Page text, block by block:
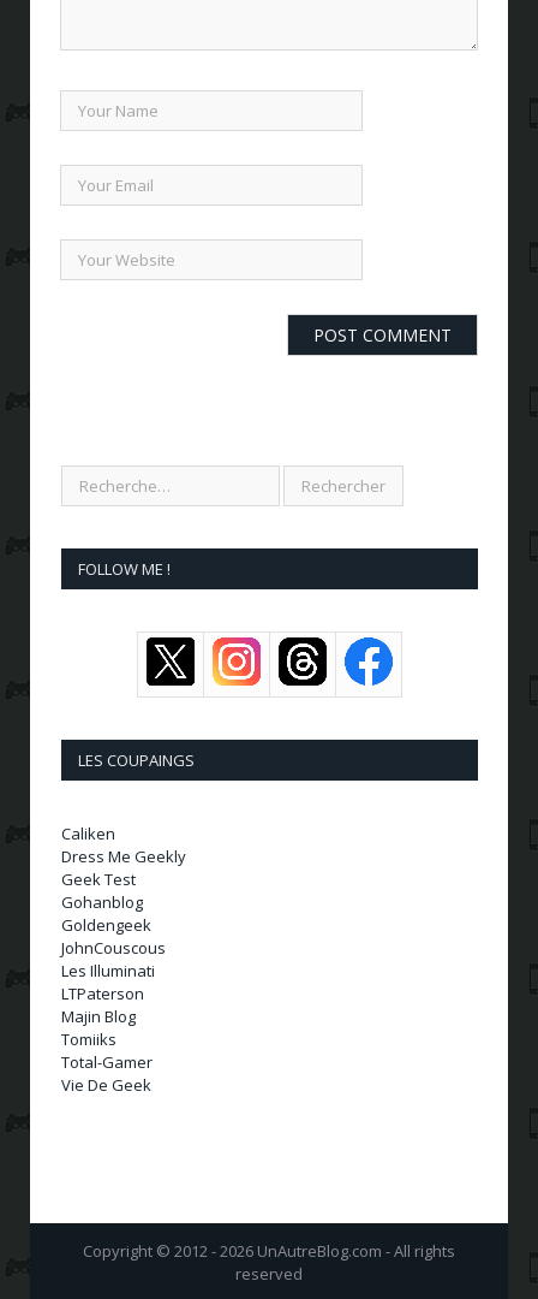
FOLLOW ME !
LES COUPAINGS
Caliken
Dress Me Geekly
Geek Test
Gohanblog
Goldengeek
JohnCouscous
Les Illuminati
LTPaterson
Majin Blog
Tomiiks
Total-Gamer
Vie De Geek
Copyright © 2012 - 2026 UnAutreBlog.com - All rights
reserved